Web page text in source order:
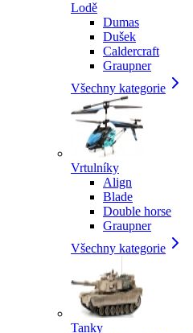
Lodě
Dumas
Dušek
Caldercraft
Graupner
Všechny kategorie
Vrtulníky
Align
Blade
Double horse
Graupner
Všechny kategorie
Tanky